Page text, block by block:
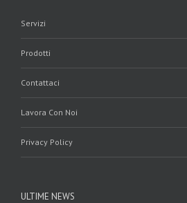
Servizi
Prodotti
Contattaci
Lavora Con Noi
Privacy Policy
ULTIME NEWS